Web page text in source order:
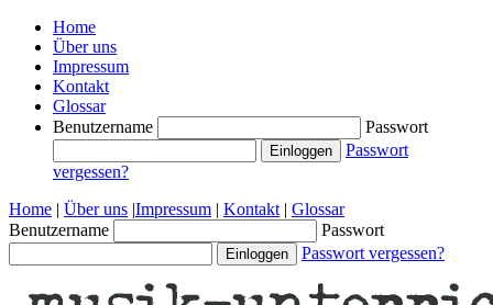
Home
Über uns
Impressum
Kontakt
Glossar
Benutzername
Passwort
Passwort
vergessen?
Home | Über uns |Impressum | Kontakt | Glossar
Benutzername
Passwort
Passwort vergessen?